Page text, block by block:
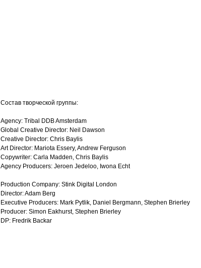
Состав творческой группы:
Agency: Tribal DDB Amsterdam
Global Creative Director: Neil Dawson
Creative Director: Chris Baylis
Art Director: Mariota Essery, Andrew Ferguson
Copywriter: Carla Madden, Chris Baylis
Agency Producers: Jeroen Jedeloo, Iwona Echt
Production Company: Stink Digital London
Director: Adam Berg
Executive Producers: Mark Pytlik, Daniel Bergmann, Stephen Brierley
Producer: Simon Eakhurst, Stephen Brierley
DP: Fredrik Backar